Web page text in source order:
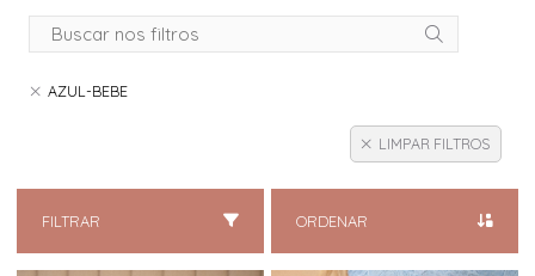
AZUL-BEBE
LIMPAR FILTROS
FILTRAR ORDENAR